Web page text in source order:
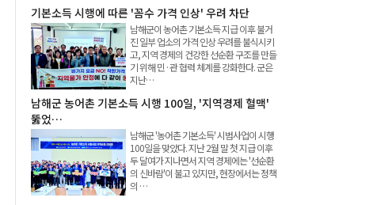
기본소득 시행에 따른 '꼼수 가격 인상' 우려 차단
남해군이 농어촌 기본소득 지급 이후 불거
진 일부 업소의 가격 인상 우려를 불식시키
고, 지역 경제의 건강한 선순환 구조를 만들
기 위해 민·관 협력 체계를 강화한다. 군은
지난…
남해군 농어촌 기본소득 시행 100일, '지역경제 혈맥'
뚫었…
남해군 '농어촌 기본소득' 시범사업이 시행
100일을 맞았다. 지난 2월 말 첫 지급 이후
두 달여가 지나면서 지역 경제에는 '선순환
의 신바람'이 불고 있지만, 현장에서는 정책
의 …